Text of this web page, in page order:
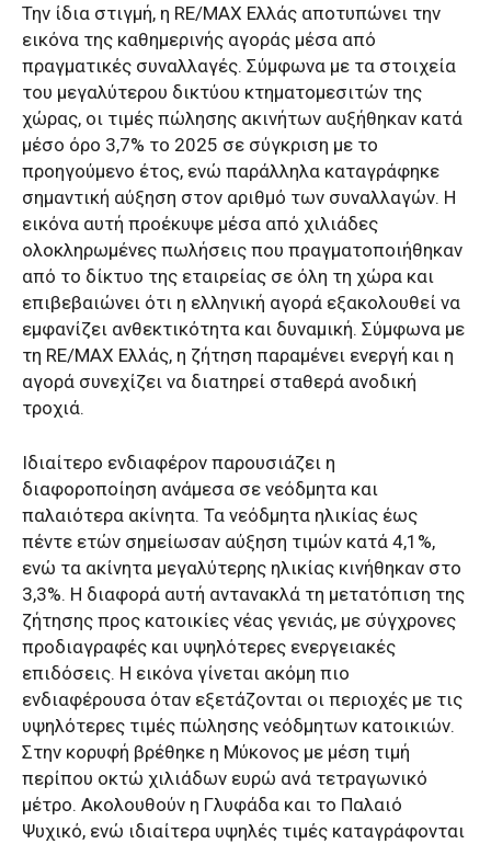
Την ίδια στιγμή, η RE/MAX Ελλάς αποτυπώνει την
εικόνα της καθημερινής αγοράς μέσα από
πραγματικές συναλλαγές. Σύμφωνα με τα στοιχεία
του μεγαλύτερου δικτύου κτηματομεσιτών της
χώρας, οι τιμές πώλησης ακινήτων αυξήθηκαν κατά
μέσο όρο 3,7% το 2025 σε σύγκριση με το
προηγούμενο έτος, ενώ παράλληλα καταγράφηκε
σημαντική αύξηση στον αριθμό των συναλλαγών. Η
εικόνα αυτή προέκυψε μέσα από χιλιάδες
ολοκληρωμένες πωλήσεις που πραγματοποιήθηκαν
από το δίκτυο της εταιρείας σε όλη τη χώρα και
επιβεβαιώνει ότι η ελληνική αγορά εξακολουθεί να
εμφανίζει ανθεκτικότητα και δυναμική. Σύμφωνα με
τη RE/MAX Ελλάς, η ζήτηση παραμένει ενεργή και η
αγορά συνεχίζει να διατηρεί σταθερά ανοδική
τροχιά.
Ιδιαίτερο ενδιαφέρον παρουσιάζει η
διαφοροποίηση ανάμεσα σε νεόδμητα και
παλαιότερα ακίνητα. Τα νεόδμητα ηλικίας έως
πέντε ετών σημείωσαν αύξηση τιμών κατά 4,1%,
ενώ τα ακίνητα μεγαλύτερης ηλικίας κινήθηκαν στο
3,3%. Η διαφορά αυτή αντανακλά τη μετατόπιση της
ζήτησης προς κατοικίες νέας γενιάς, με σύγχρονες
προδιαγραφές και υψηλότερες ενεργειακές
επιδόσεις. Η εικόνα γίνεται ακόμη πιο
ενδιαφέρουσα όταν εξετάζονται οι περιοχές με τις
υψηλότερες τιμές πώλησης νεόδμητων κατοικιών.
Στην κορυφή βρέθηκε η Μύκονος με μέση τιμή
περίπου οκτώ χιλιάδων ευρώ ανά τετραγωνικό
μέτρο. Ακολουθούν η Γλυφάδα και το Παλαιό
Ψυχικό, ενώ ιδιαίτερα υψηλές τιμές καταγράφονται